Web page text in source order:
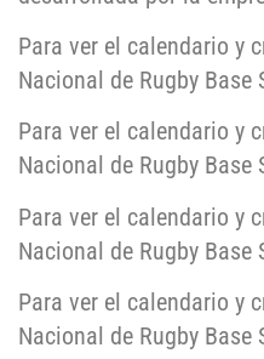
Para ver el calendario y
Nacional de Rugby Base
Para ver el calendario y
Nacional de Rugby Base
Para ver el calendario y
Nacional de Rugby Base
Para ver el calendario y
Nacional de Rugby Base